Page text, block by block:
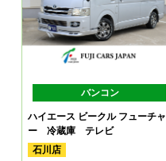
バンコン
ハイエース ビークル フューチャ
ー 冷蔵庫 テレビ
石川店